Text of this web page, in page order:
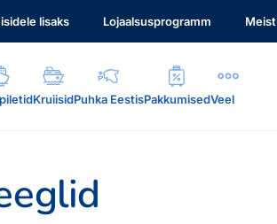
lisaks Lojaalsusprogramm Meist
KruiisidPuhka EestisPakkumisedVeel